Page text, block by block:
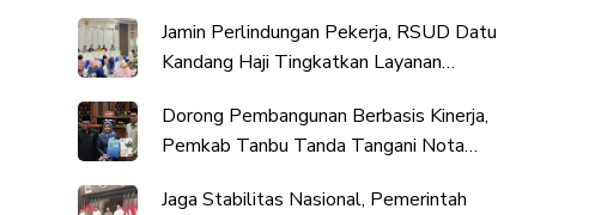
Jamin Perlindungan Pekerja, RSUD Datu
Kandang Haji Tingkatkan Layanan
Dorong Pembangunan Berbasis Kinerja,
Pemkab Tanbu Tanda Tangani Nota
Jaga Stabilitas Nasional, Pemerintah